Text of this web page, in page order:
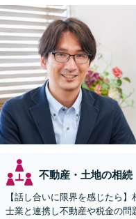
不動産・土地の相続
【話し合いに限界を感じたら
士業と連携し不動産や税金の問